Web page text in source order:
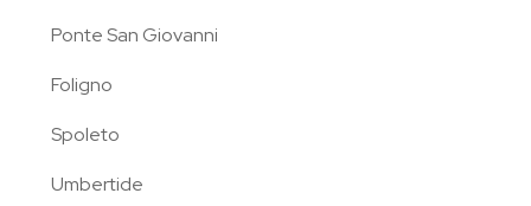
Ponte San Giovanni
Foligno
Spoleto
Umbertide